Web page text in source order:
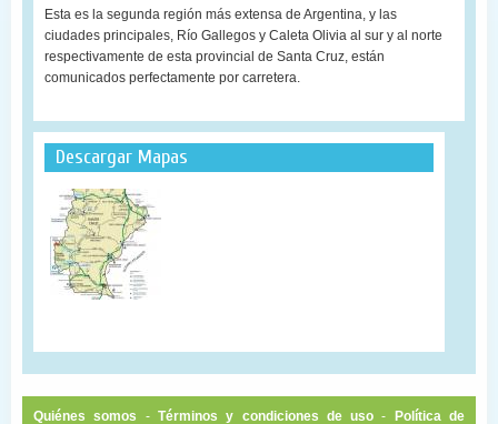
Esta es la segunda región más extensa de Argentina, y las
ciudades principales, Río Gallegos y Caleta Olivia al sur y al norte
respectivamente de esta provincial de Santa Cruz, están
comunicados perfectamente por carretera.
Descargar Mapas
Quiénes somos - Términos y condiciones de uso - Política de